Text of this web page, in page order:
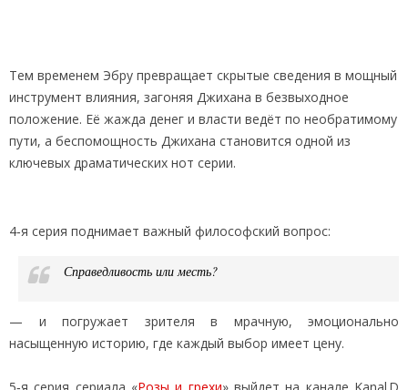
Тем временем Эбру превращает скрытые сведения в мощный
инструмент влияния, загоняя Джихана в безвыходное
положение. Её жажда денег и власти ведёт по необратимому
пути, а беспомощность Джихана становится одной из
ключевых драматических нот серии.
4‑я серия поднимает важный философский вопрос:
Справедливость или месть?
— и погружает зрителя в мрачную, эмоционально
насыщенную историю, где каждый выбор имеет цену.